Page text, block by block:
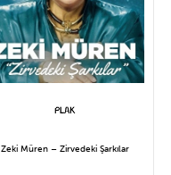
Zeki Müren – Zirvedeki Şarkılar